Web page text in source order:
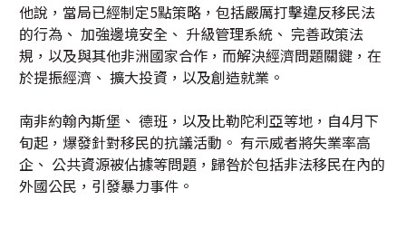
他說，當局已經制定5點策略，包括嚴厲打擊違反移民法
的行為、 加強邊境安全、 升級管理系統、 完善政策法
規，以及與其他非洲國家合作，而解決經濟問題關鍵，在
於提振經濟、 擴大投資，以及創造就業。
南非約翰內斯堡、 德班，以及比勒陀利亞等地，自4月下
旬起，爆發針對移民的抗議活動。 有示威者將失業率高
企、 公共資源被佔據等問題，歸咎於包括非法移民在內的
外國公民，引發暴力事件。